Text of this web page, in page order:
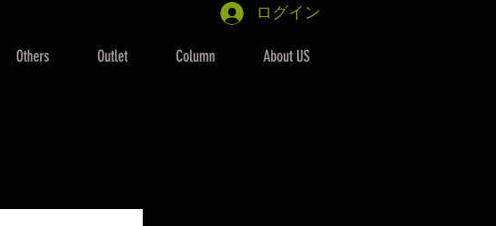
ログイン
Others Outlet Column About US